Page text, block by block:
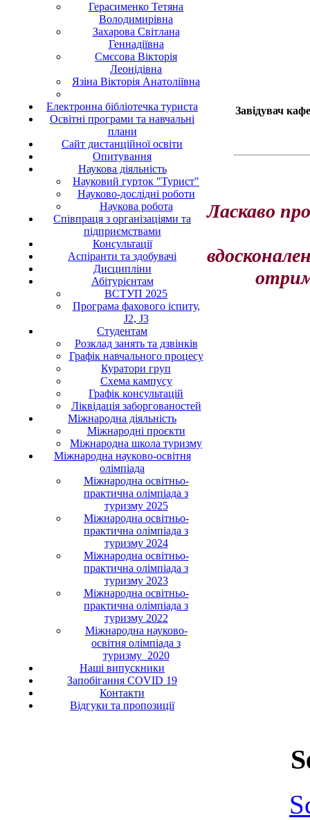
Герасименко Тетяна
Володимирівна
Захарова Світлана
Геннадіївна
Смєсова Вікторія
Леонідівна
Язіна Вікторія Анатоліївна
Електронна бібліотечка туриста
Освітні програми та навчальні
плани
Сайт дистанційної освіти
Опитування
Наукова діяльність
Науковий гурток "Турист"
Науково-дослідні роботи
Наукова робота
Співпраця з організаціями та
підприємствами
Консультації
Аспіранти та здобувачі
Дисципліни
Абітурієнтам
ВСТУП 2025
Програма фахового іспиту,
J2, J3
Студентам
Розклад занять та дзвінків
Графік навчального процесу
Куратори груп
Схема кампусу
Графік консультацій
Ліквідація заборгованостей
Міжнародна діяльність
Міжнародні проєкти
Міжнародна школа туризму
Міжнародна науково-освітня
олімпіада
Міжнародна освітньо-
практична олімпіада з
туризму 2025
Міжнародна освітньо-
практична олімпіада з
туризму 2024
Міжнародна освітньо-
практична олімпіада з
туризму 2023
Міжнародна освітньо-
практична олімпіада з
туризму 2022
Міжнародна науково-
освітня олімпіада з
туризму_2020
Наші випускники
Запобігання COVID 19
Контакти
Відгуки та пропозиції
Завідувач
Ласкаво